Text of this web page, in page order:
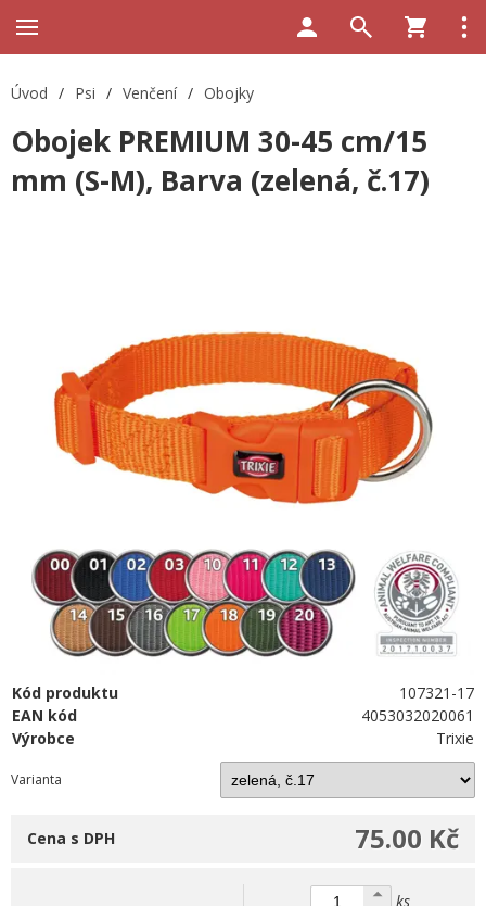
Úvod / Psi / Venčení / Obojky
Obojek PREMIUM 30-45 cm/15
mm (S-M), Barva (zelená, č.17)
Kód produktu
107321-17
EAN kód
4053032020061
Výrobce
Trixie
Varianta
75.00 Kč
Cena s DPH
ks